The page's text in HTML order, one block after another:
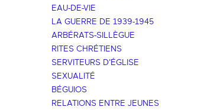
EAU-DE-VIE
LA GUERRE DE 1939-1945
ARBÉRATS-SILLÈGUE
RITES CHRÉTIENS
SERVITEURS D'ÉGLISE
SEXUALITÉ
BÉGUIOS
RELATIONS ENTRE JEUNES